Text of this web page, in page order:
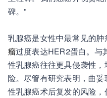
碑。”
乳腺癌是女性中最常见的
瘤过度表达HER2蛋白。与
性乳腺癌往往更具侵袭性
险。尽管有研究表明，曲
性乳腺癌术后复发的风险